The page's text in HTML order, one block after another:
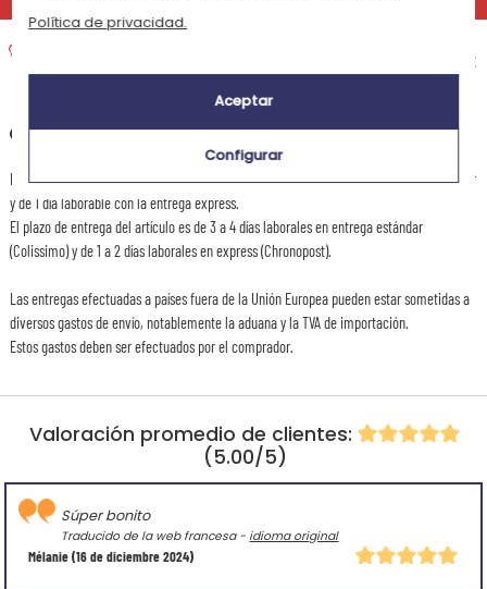
Valoración promedio de clientes:
(5.00/5)
Mélanie(16 de diciembre 2024)
Súper bonito
Traducido de la web francesa - idioma original
Entrega exprés a domicilio
14,95 €
Otras destinaciones +
El plazo de preparación de este articulo es de 2 días laborables con la entrega estándar
y de 1 día laborable con la entrega express.
El plazo de entrega del artículo es de 3 a 4 días laborales en entrega estándar
(Colissimo) y de 1 a 2 días laborales en express (Chronopost).
Las entregas efectuadas a países fuera de la Unión Europea pueden estar sometidas a
diversos gastos de envío, notablemente la aduana y la TVA de importación.
Estos gastos deben ser efectuados por el comprador.
Política de privacidad.
Aceptar
Configurar